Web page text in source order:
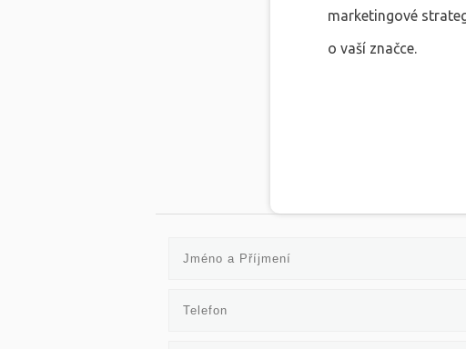
marketingové
o vaší značce.